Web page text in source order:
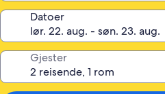
Datoer
Gjester